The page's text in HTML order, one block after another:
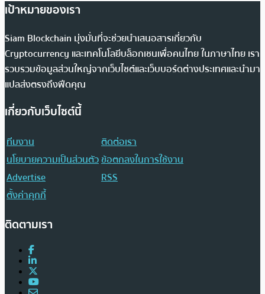
เป้าหมายของเรา
Siam Blockchain มุ่งมั่นที่จะช่วยนำเสนอสารเกี่ยวกับ
Cryptocurrency และเทคโนโลยีบล็อกเชนเพื่อคนไทย ในภาษาไทย เรา
รวบรวมข้อมูลส่วนใหญ่จากเว็บไซต์และเว็บบอร์ดต่างประเทศและนำมา
แปลส่งตรงถึงฟีดคุณ
เกี่ยวกับเว็บไซต์นี้
ทีมงาน
ติดต่อเรา
นโยบายความเป็นส่วนตัวข้อตกลงในการใช้งาน
Advertise
RSS
ตั้งค่าคุกกี้
ติดตามเรา